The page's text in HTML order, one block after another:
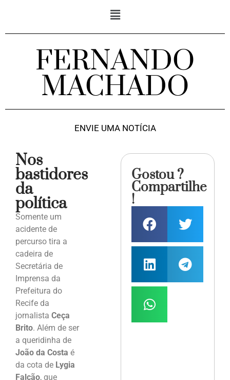
FERNANDO
MACHADO
ENVIE UMA NOTÍCIA
Nos
bastidores
da
política
Somente um
acidente de
percurso tira a
cadeira de
Secretária de
Imprensa da
Prefeitura do
Recife da
jornalista Ceça
Brito. Além de ser
a queridinha de
João da Costa é
da cota de Lygia
Falcão, que
Gostou ?
Compartilhe
!